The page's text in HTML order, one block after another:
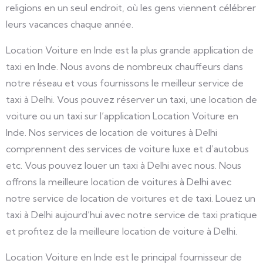
religions en un seul endroit, où les gens viennent célébrer
leurs vacances chaque année.
Location Voiture en Inde est la plus grande application de
taxi en Inde. Nous avons de nombreux chauffeurs dans
notre réseau et vous fournissons le meilleur service de
taxi à Delhi. Vous pouvez réserver un taxi, une location de
voiture ou un taxi sur l’application Location Voiture en
Inde. Nos services de location de voitures à Delhi
comprennent des services de voiture luxe et d’autobus
etc. Vous pouvez louer un taxi à Delhi avec nous. Nous
offrons la meilleure location de voitures à Delhi avec
notre service de location de voitures et de taxi. Louez un
taxi à Delhi aujourd’hui avec notre service de taxi pratique
et profitez de la meilleure location de voiture à Delhi.
Location Voiture en Inde est le principal fournisseur de